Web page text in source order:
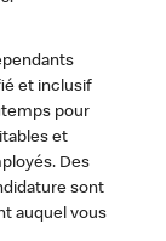
et inclusif
pour
et
Des
sont
auquel vous